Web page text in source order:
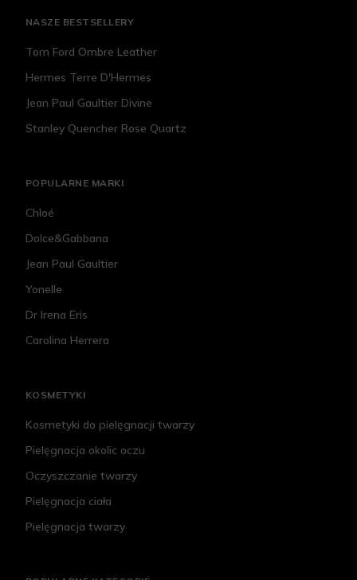
NASZE BESTSELLERY
Tom Ford Ombre Leather
Hermes Terre D'Hermes
Jean Paul Gaultier Divine
Stanley Quencher Rose Quartz
POPULARNE MARKI
Chloé
Dolce&Gabbana
Jean Paul Gaultier
Yonelle
Dr Irena Eris
Carolina Herrera
KOSMETYKI
Kosmetyki do pielęgnacji twarzy
Pielęgnacja okolic oczu
Oczyszczanie twarzy
Pielęgnacja ciała
Pielęgnacja twarzy